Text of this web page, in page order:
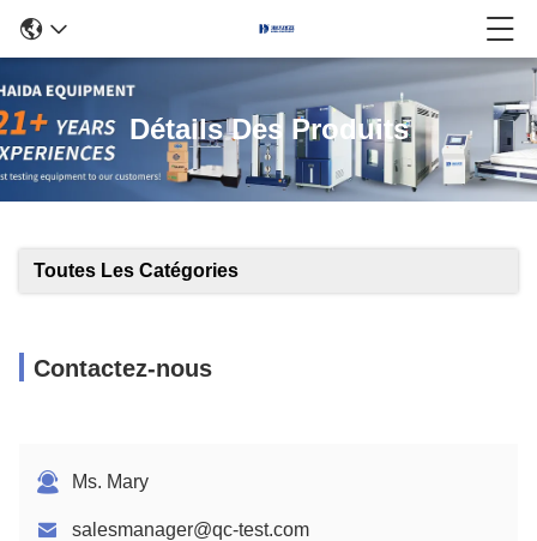
Détails Des Produits
Toutes Les Catégories
Contactez-nous
Ms. Mary
salesmanager@qc-test.com